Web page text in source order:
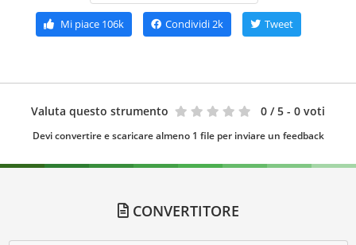
Mi piace 106k Condividi2k Tweet
Valuta questo strumento 0 / 5 - 0 voti
Devi convertire e scaricare almeno 1 file per inviare un feedback
CONVERTITORE